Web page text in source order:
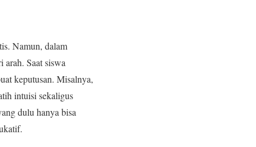
Namun, dalam
Saat siswa
keputusan. Misalnya,
intuisi sekaligus
dulu hanya bisa